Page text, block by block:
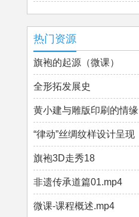
热门资源
旗袍的起源（微课）
全形拓发展史
黄小建与雕版印刷的情缘
“律动”丝绸纹样设计呈现
旗袍3D走秀18
非遗传承道篇01.mp4
微课-课程概述.mp4